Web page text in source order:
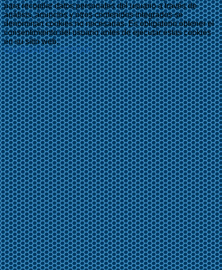
para recopilar datos personales del usuario a través de
análisis, anuncios y otros contenidos integrados se
denominan cookies no necesarias. Es obligatorio obtener el
consentimiento del usuario antes de ejecutar estas cookies
en su sitio web.
GUARDAR Y ACEPTAR